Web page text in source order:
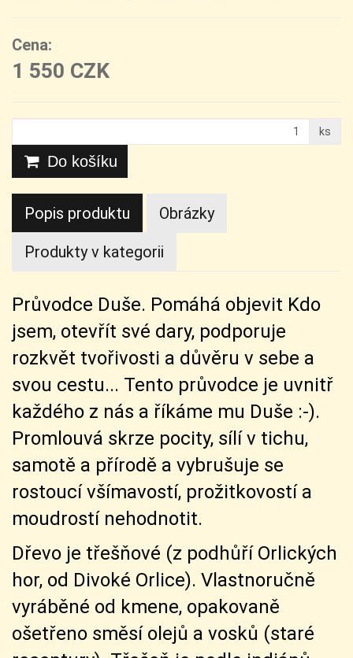
Cena:
1 550 CZK
ks
Do košíku
Popis produktu Obrázky
Produkty v kategorii
Průvodce Duše. Pomáhá objevit Kdo
jsem, otevřít své dary, podporuje
rozkvět tvořivosti a důvěru v sebe a
svou cestu... Tento průvodce je uvnitř
každého z nás a říkáme mu Duše :-).
Promlouvá skrze pocity, sílí v tichu,
samotě a přírodě a vybrušuje se
rostoucí všímavostí, prožitkovostí a
moudrostí nehodnotit.
Dřevo je třešňové (z podhůří Orlických
hor, od Divoké Orlice). Vlastnoručně
vyráběné od kmene, opakovaně
ošetřeno směsí olejů a vosků (staré